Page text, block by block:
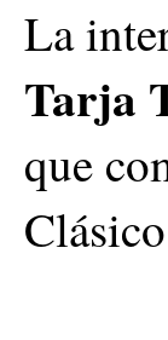
La
Tarja
que